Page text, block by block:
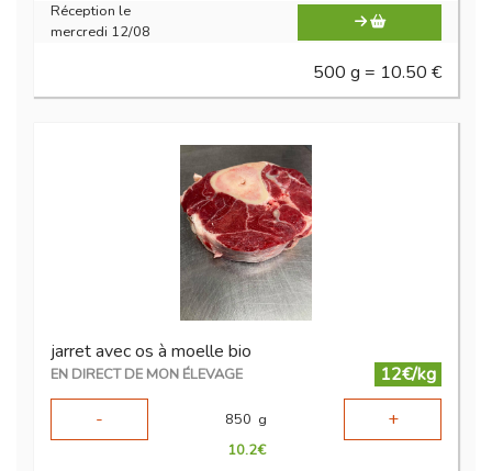
Réception le
mercredi 12/08
500 g = 10.50 €
jarret avec os à moelle bio
EN DIRECT DE MON ÉLEVAGE
12€/kg
-
850 g +
10.2€